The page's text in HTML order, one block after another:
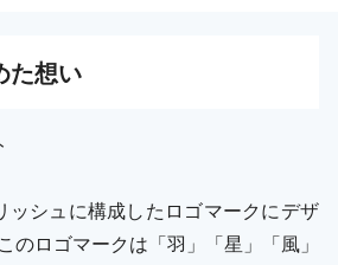
た想い
ッシュに構成したロゴマークにデザ
のロゴマークは「羽」「星」「風」